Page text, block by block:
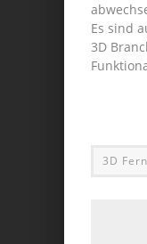
Es sind
3D
3D